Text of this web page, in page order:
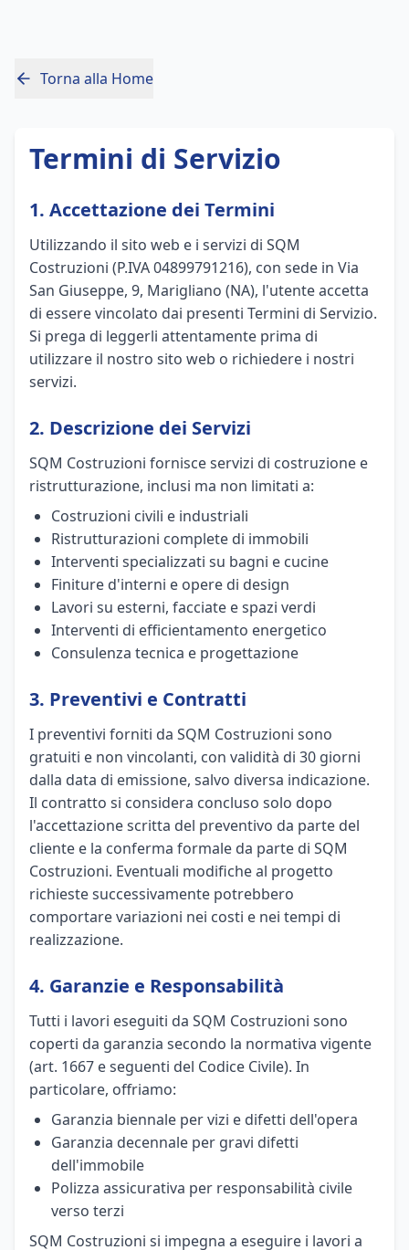
Torna alla Home
Termini di Servizio
1. Accettazione dei Termini
Utilizzando il sito web e i servizi di SQM
Costruzioni (P.IVA 04899791216), con sede in Via
San Giuseppe, 9, Marigliano (NA), l'utente accetta
di essere vincolato dai presenti Termini di Servizio.
Si prega di leggerli attentamente prima di
utilizzare il nostro sito web o richiedere i nostri
servizi.
2. Descrizione dei Servizi
SQM Costruzioni fornisce servizi di costruzione e
ristrutturazione, inclusi ma non limitati a:
Costruzioni civili e industriali
Ristrutturazioni complete di immobili
Interventi specializzati su bagni e cucine
Finiture d'interni e opere di design
Lavori su esterni, facciate e spazi verdi
Interventi di efficientamento energetico
Consulenza tecnica e progettazione
3. Preventivi e Contratti
I preventivi forniti da SQM Costruzioni sono
gratuiti e non vincolanti, con validità di 30 giorni
dalla data di emissione, salvo diversa indicazione.
Il contratto si considera concluso solo dopo
l'accettazione scritta del preventivo da parte del
cliente e la conferma formale da parte di SQM
Costruzioni. Eventuali modifiche al progetto
richieste successivamente potrebbero
comportare variazioni nei costi e nei tempi di
realizzazione.
4. Garanzie e Responsabilità
Tutti i lavori eseguiti da SQM Costruzioni sono
coperti da garanzia secondo la normativa vigente
(art. 1667 e seguenti del Codice Civile). In
particolare, offriamo:
Garanzia biennale per vizi e difetti dell'opera
Garanzia decennale per gravi difetti
dell'immobile
Polizza assicurativa per responsabilità civile
verso terzi
SQM Costruzioni si impegna a eseguire i lavori a